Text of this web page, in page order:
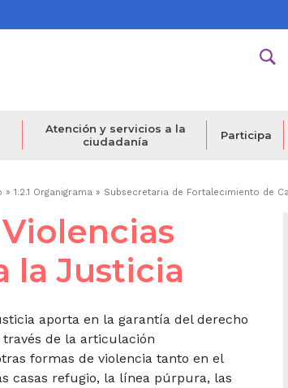
Atención y servicios a la
ciudadanía
Participa
1.2.1 Organigrama Subsecretaria de Fortalecimiento de
la Justicia
aporta en la garantía del derecho
de la articulación
formas de violencia tanto en el
casas refugio, la línea púrpura, las